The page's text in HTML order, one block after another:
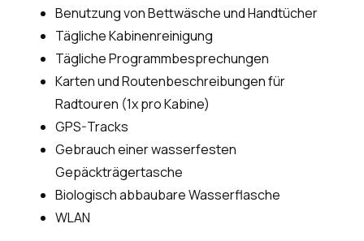
Benutzung von Bettwäsche und Handtücher
Tägliche Kabinenreinigung
Tägliche Programmbesprechungen
Karten und Routenbeschreibungen für
Radtouren (1x pro Kabine)
GPS-Tracks
Gebrauch einer wasserfesten
Gepäckträgertasche
Biologisch abbaubare Wasserflasche
WLAN